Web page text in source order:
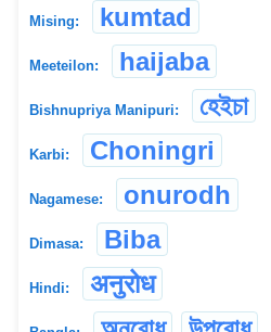
Mising: kumtad
Meeteilon: haijaba
Bishnupriya Manipuri: হেইচা
Karbi: Choningri
Nagamese: onurodh
Dimasa: Biba
Hindi: अनुरोध